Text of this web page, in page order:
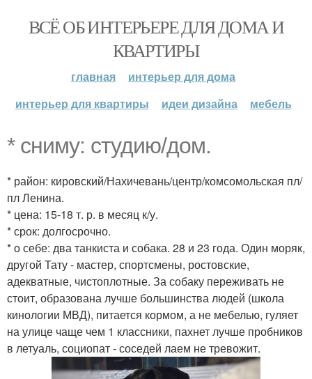
ВСЁ ОБ ИНТЕРЬЕРЕ ДЛЯ ДОМА И
КВАРТИРЫ
главная
интерьер для дома
интерьер для квартиры
идеи дизайна мебель
* сниму: студию/дом.
* район: кировский/Нахичевань/центр/комсомольская пл/
пл Ленина.
* цена: 15-18 т. р. в месяц к/у.
* срок: долгосрочно.
* о себе: два танкиста и собака. 28 и 23 года. Один моряк,
другой Тату - мастер, спортсмены, ростовские,
адекватные, чистоплотные. За собаку переживать не
стоит, образована лучше большинства людей (школа
кинологии МВД), питается кормом, а не мебелью, гуляет
на улице чаще чем 1 классники, пахнет лучше пробников
в летуаль, социопат - соседей лаем не тревожит.